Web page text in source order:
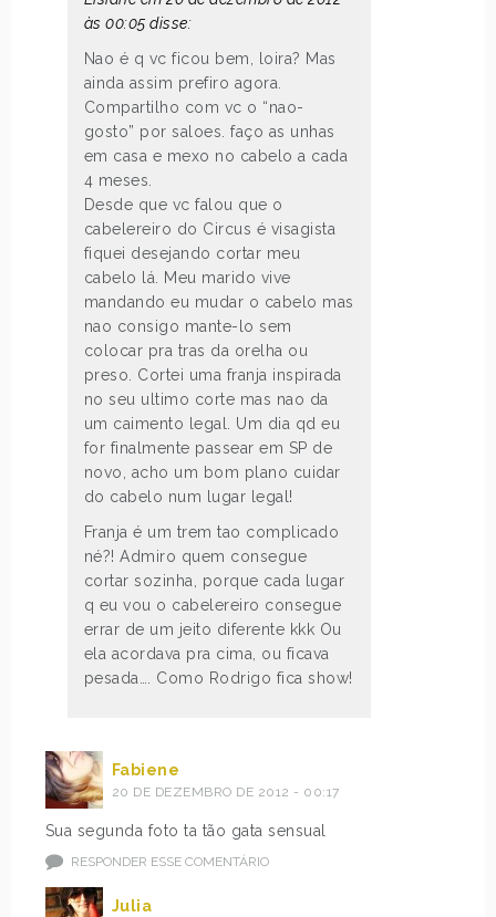
às 00:05 disse:
Nao é q vc ficou bem, loira? Mas
ainda assim prefiro agora.
Compartilho com vc o “nao-
gosto” por saloes. faço as unhas
em casa e mexo no cabelo a cada
4 meses.
Desde que vc falou que o
cabelereiro do Circus é visagista
fiquei desejando cortar meu
cabelo lá. Meu marido vive
mandando eu mudar o cabelo mas
nao consigo mante-lo sem
colocar pra tras da orelha ou
preso. Cortei uma franja inspirada
no seu ultimo corte mas nao da
um caimento legal. Um dia qd eu
for finalmente passear em SP de
novo, acho um bom plano cuidar
do cabelo num lugar legal!
Franja é um trem tao complicado
né?! Admiro quem consegue
cortar sozinha, porque cada lugar
q eu vou o cabelereiro consegue
errar de um jeito diferente kkk Ou
ela acordava pra cima, ou ficava
pesada…. Como Rodrigo fica show!
Fabiene
20 DE DEZEMBRO DE 2012 - 00:17
Sua segunda foto ta tão gata sensual
RESPONDER ESSE COMENTÁRIO
Julia